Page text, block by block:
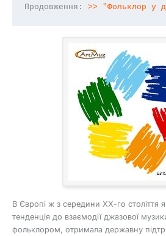
Продовження: >> "Фольклор у
В Європі ж з середини ХХ-го століття
тенденція до взаємодії джазової
фольклором, отримала державну